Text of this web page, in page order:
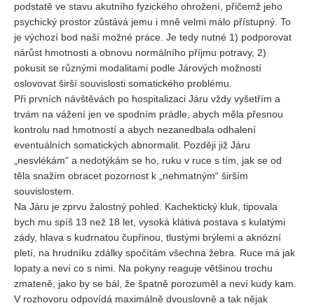
podstatě ve stavu akutního fyzického ohrožení, přičemž jeho
psychický prostor zůstává jemu i mně velmi málo přístupný. To
je výchozí bod naší možné práce. Je tedy nutné 1) podporovat
nárůst hmotnosti a obnovu normálního příjmu potravy, 2)
pokusit se různými modalitami podle Járových možností
oslovovat širší souvislosti somatického problému.
Při prvních návštěvách po hospitalizaci Járu vždy vyšetřím a
trvám na vážení jen ve spodním prádle, abych měla přesnou
kontrolu nad hmotností a abych nezanedbala odhalení
eventuálních somatických abnormalit. Později již Járu
„nesvlékám“ a nedotýkám se ho, ruku v ruce s tím, jak se od
těla snažím obracet pozornost k „nehmatným“ širším
souvislostem.
Na Járu je zprvu žalostný pohled. Kachektický kluk, tipovala
bych mu spíš 13 než 18 let, vysoká klátivá postava s kulatými
zády, hlava s kudrnatou čupřinou, tlustými brýlemi a aknózní
pletí, na hrudníku zdálky spočítám všechna žebra. Ruce má jak
lopaty a neví co s nimi. Na pokyny reaguje většinou trochu
zmateně, jako by se bál, že špatně porozuměl a neví kudy kam.
V rozhovoru odpovídá maximálně dvouslovně a tak nějak